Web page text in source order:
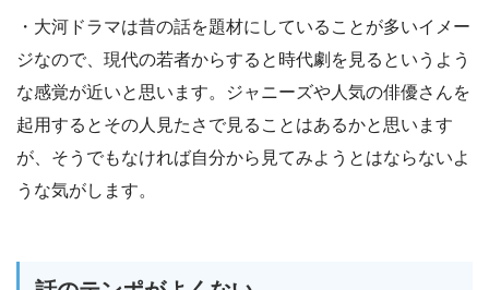
・大河ドラマは昔の話を題材にしていることが多いイメー
ジなので、現代の若者からすると時代劇を見るというよう
な感覚が近いと思います。ジャニーズや人気の俳優さんを
起用するとその人見たさで見ることはあるかと思います
が、そうでもなければ自分から見てみようとはならないよ
うな気がします。